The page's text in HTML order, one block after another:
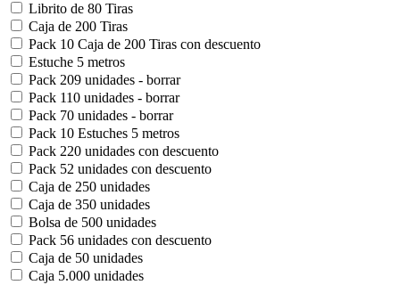
Librito de 80 Tiras
Caja de 200 Tiras
Pack 10 Caja de 200 Tiras con descuento
Estuche 5 metros
Pack 209 unidades - borrar
Pack 110 unidades - borrar
Pack 70 unidades - borrar
Pack 10 Estuches 5 metros
Pack 220 unidades con descuento
Pack 52 unidades con descuento
Caja de 250 unidades
Caja de 350 unidades
Bolsa de 500 unidades
Pack 56 unidades con descuento
Caja de 50 unidades
Caja 5.000 unidades